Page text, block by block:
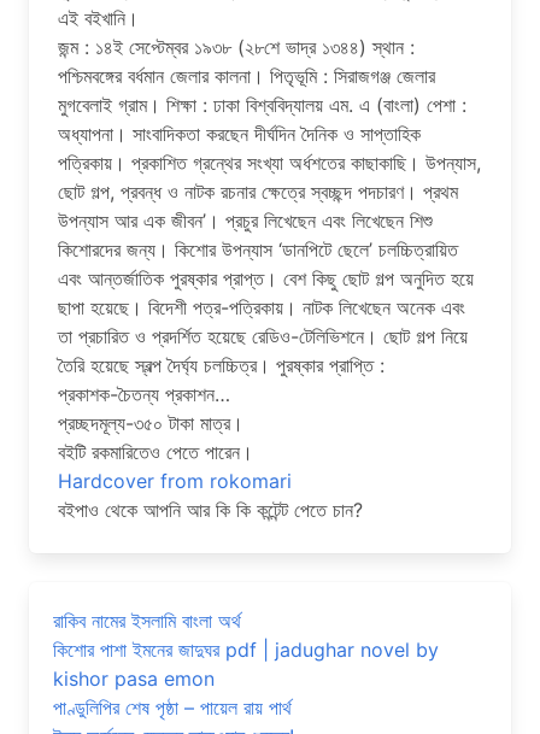
এই বইখানি।
জন্ম : ১৪ই সেপ্টেম্বর ১৯৩৮ (২৮শে ভাদ্র ১৩৪৪) স্থান :
পশ্চিমবঙ্গের বর্ধমান জেলার কালনা। পিতৃভূমি : সিরাজগঞ্জ জেলার
মুগবেলাই গ্রাম। শিক্ষা : ঢাকা বিশ্ববিদ্যালয় এম. এ (বাংলা) পেশা :
অধ্যাপনা। সাংবাদিকতা করছেন দীর্ঘদিন দৈনিক ও সাপ্তাহিক
পত্রিকায়। প্রকাশিত গ্রন্থের সংখ্যা অর্ধশতের কাছাকাছি। উপন্যাস,
ছােট গল্প, প্রবন্ধ ও নাটক রচনার ক্ষেত্রে স্বচ্ছন্দ পদচারণ। প্রথম
উপন্যাস আর এক জীবন’। প্রচুর লিখেছেন এবং লিখেছেন শিশু
কিশােরদের জন্য। কিশাের উপন্যাস ‘ডানপিটে ছেলে’ চলচ্চিত্রায়িত
এবং আন্তর্জাতিক পুরষ্কার প্রাপ্ত। বেশ কিছু ছােট গল্প অনুদিত হয়ে
ছাপা হয়েছে। বিদেশী পত্র-পত্রিকায়। নাটক লিখেছেন অনেক এবং
তা প্রচারিত ও প্রদর্শিত হয়েছে রেডিও-টেলিভিশনে। ছােট গল্প নিয়ে
তৈরি হয়েছে স্বল্প দৈর্ঘ্য চলচ্চিত্র। পুরষ্কার প্রাপ্তি :
প্রকাশক-চৈতন্য প্রকাশন…
প্রচ্ছদমূল্য-৩৫০ টাকা মাত্র।
বইটি রকমারিতেও পেতে পারেন।
Hardcover from rokomari
বইপাও থেকে আপনি আর কি কি কন্টেন্ট পেতে চান?
রাকিব নামের ইসলামি বাংলা অর্থ
কিশোর পাশা ইমনের জাদুঘর pdf | jadughar novel by
kishor pasa emon
পাণ্ডুলিপির শেষ পৃষ্ঠা – পায়েল রায় পার্থ